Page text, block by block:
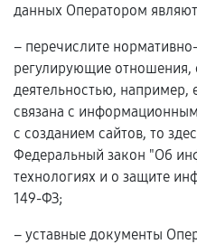
данных Оператором
– перечислите
регулирующие отношения,
деятельностью, например,
связана с
с созданием сайтов, то
Федеральный закон "Об
технологиях и о защите
149-ФЗ;
– уставные документы